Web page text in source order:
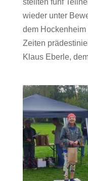
stellten fünf
wieder unter
dem
Zeiten
Klaus Eberle,